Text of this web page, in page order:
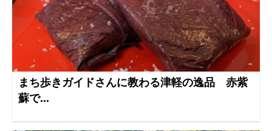
まち歩きガイドさんに教わる津軽の逸品 赤紫
蘇で...